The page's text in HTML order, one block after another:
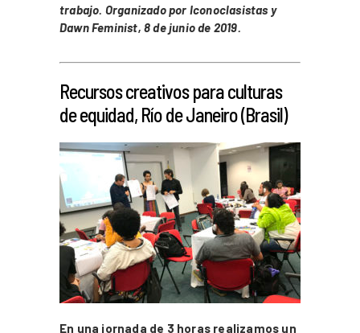
trabajo. Organizado por Iconoclasistas y
Dawn Feminist, 8 de junio de 2019.
Recursos creativos para culturas
de equidad, Río de Janeiro (Brasil)
En una jornada de 3 horas realizamos un